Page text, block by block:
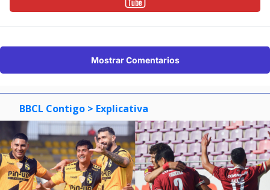
Mostrar Comentarios
BBCL Contigo > Explicativa